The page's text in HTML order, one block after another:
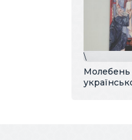
\
Молебень